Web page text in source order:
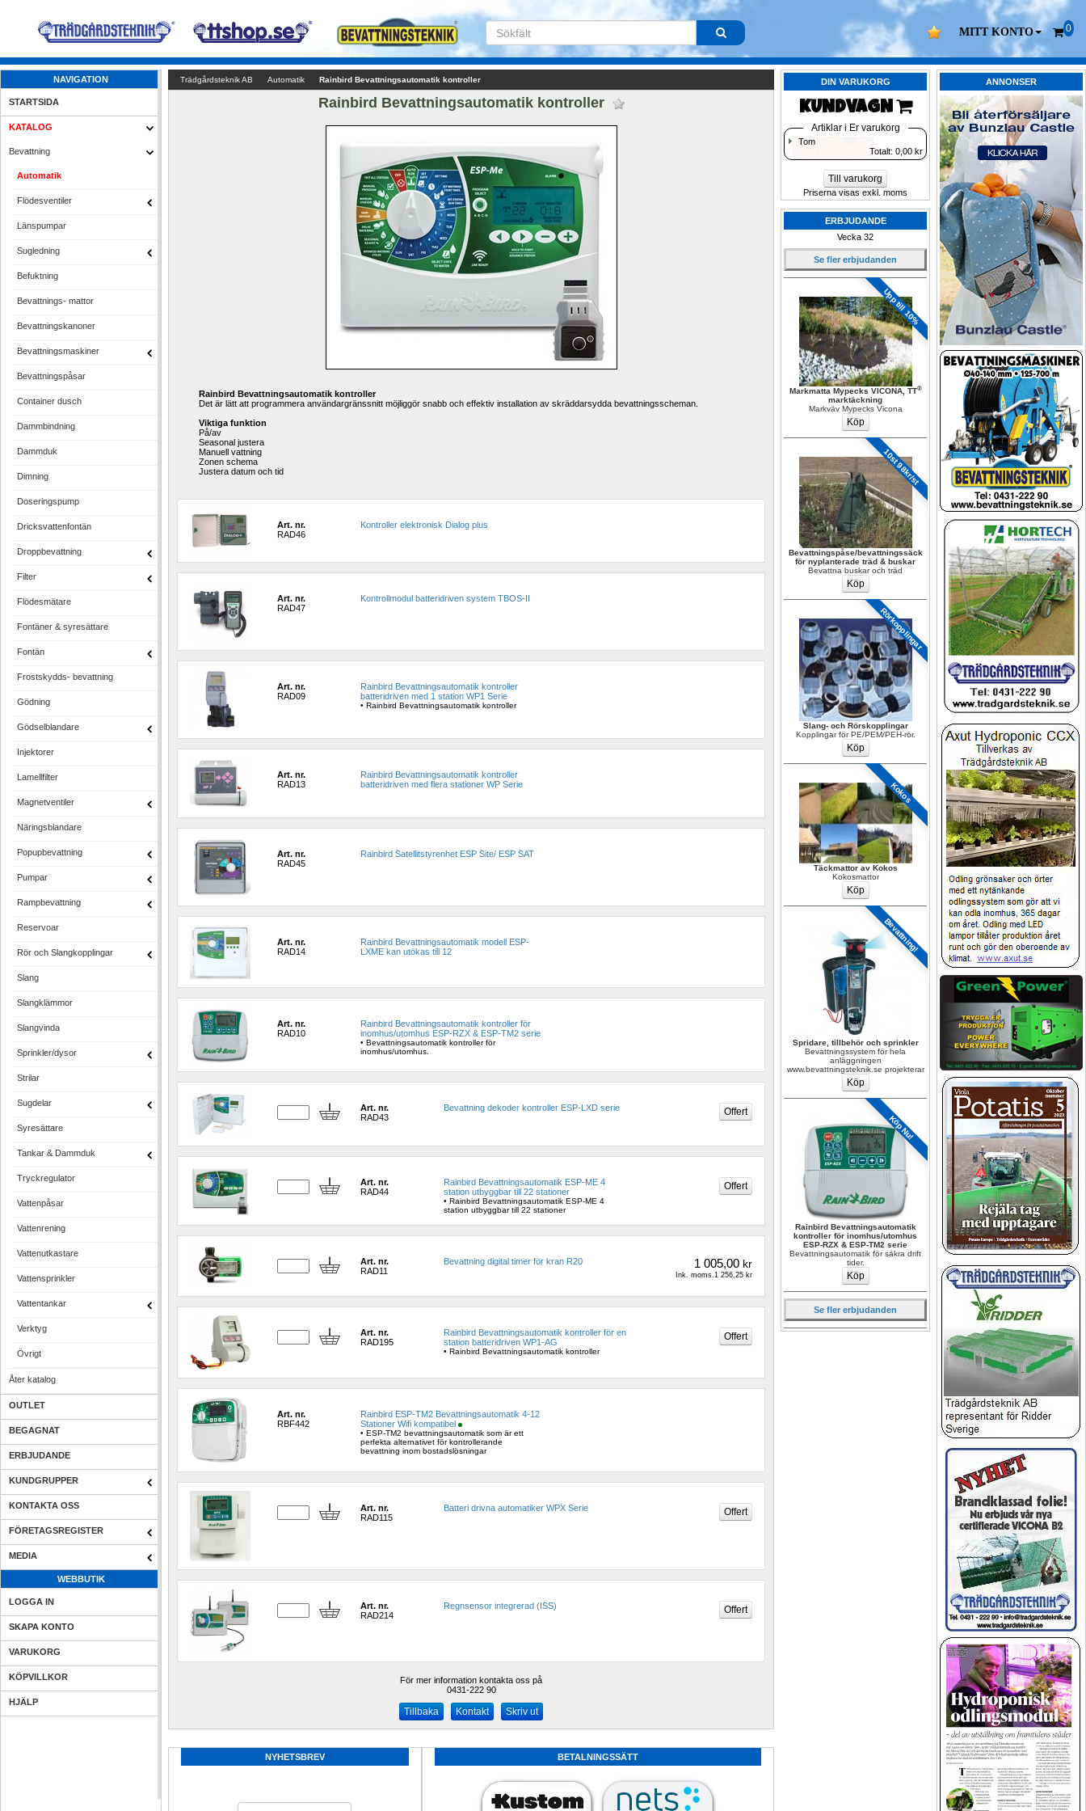
MITT KONTO 0
NAVIGATION
STARTSIDA
KATALOG
Bevattning
Automatik
Flödesventiler
Länspumpar
Sugledning
Befuktning
Bevattnings- mattor
Bevattningskanoner
Bevattningsmaskiner
Bevattningspåsar
Container dusch
Dammbindning
Dammduk
Dimning
Doseringspump
Dricksvattenfontän
Droppbevattning
Filter
Flödesmätare
Fontäner & syresättare
Fontän
Frostskydds- bevattning
Gödning
Gödselblandare
Injektorer
Lamellfilter
Magnetventiler
Näringsblandare
Popupbevattning
Pumpar
Rampbevattning
Reservoar
Rör och Slangkopplingar
Slang
Slangklämmor
Slangvinda
Sprinkler/dysor
Strilar
Sugdelar
Syresättare
Tankar & Dammduk
Tryckregulator
Vattenpåsar
Vattenrening
Vattenutkastare
Vattensprinkler
Vattentankar
Verktyg
Övrigt
Åter katalog
OUTLET
BEGAGNAT
ERBJUDANDE
KUNDGRUPPER
KONTAKTA OSS
FÖRETAGSREGISTER
MEDIA
WEBBUTIK
LOGGA IN
SKAPA KONTO
VARUKORG
KÖPVILLKOR
HJÄLP
ANNONSER
DIN VARUKORG
KUNDVAGN
Artiklar i Er varukorg
Tom
Totalt: 0,00 kr
Till varukorg
Priserna visas exkl. moms
ERBJUDANDE
Vecka 32
Se fler erbjudanden
Upp till 10%
Markmatta Mypecks VICONA, TT®
marktäckning
Markväv Mypecks Vicona
10st 98kr/st
Bevattningspåse/bevattningssäck
för nyplanterade träd & buskar
Bevattna buskar och träd
Rörkopplingar
Slang- och Rörskopplingar
Kopplingar för PE/PEM/PEH-rör.
Kokos
Täckmattor av Kokos
Kokosmattor
Bevattning!
Spridare, tillbehör och sprinkler
Bevattningssystem för hela
anläggningen
www.bevattningsteknik.se projekterar
Köp Nu!
Rainbird Bevattningsautomatik
kontroller för inomhus/utomhus
ESP-RZX & ESP-TM2 serie
Bevattningsautomatik för säkra drift
tider.
Se fler erbjudanden
Trädgårdsteknik AB Automatik Rainbird Bevattningsautomatik kontroller
Rainbird Bevattningsautomatik kontroller
Rainbird Bevattningsautomatik kontroller
Det är lätt att programmera användargränssnitt möjliggör snabb och effektiv installation av skräddarsydda bevattningsscheman.
Viktiga funktion
På/av
Seasonal justera
Manuell vattning
Zonen schema
Justera datum och tid
Art. nr.
RAD46
Kontroller elektronisk Dialog plus
Art. nr.
RAD47
Kontrollmodul batteridriven system TBOS-II
Art. nr.
RAD09
Rainbird Bevattningsautomatik kontroller
batteridriven med 1 station WP1 Serie
• Rainbird Bevattningsautomatik kontroller
Art. nr.
RAD13
Rainbird Bevattningsautomatik kontroller
batteridriven med flera stationer WP Serie
Art. nr.
RAD45
Rainbird Satellitstyrenhet ESP Site/ ESP SAT
Art. nr.
RAD14
Rainbird Bevattningsautomatik modell ESP-
LXME kan utökas till 12
Art. nr.
RAD10
Rainbird Bevattningsautomatik kontroller för
inomhus/utomhus ESP-RZX & ESP-TM2 serie
• Bevattningsautomatik kontroller för
inomhus/utomhus.
Art. nr.
RAD43
Bevattning dekoder kontroller ESP-LXD serie
Art. nr.
RAD44
Rainbird Bevattningsautomatik ESP-ME 4
station utbyggbar till 22 stationer
• Rainbird Bevattningsautomatik ESP-ME 4
station utbyggbar till 22 stationer
Art. nr.
RAD11
Bevattning digital timer för kran R20 1 005,00kr
Ink. moms.1 256,25 kr
Art. nr.
RAD195
Rainbird Bevattningsautomatik kontroller för en
station batteridriven WP1-AG
• Rainbird Bevattningsautomatik kontroller
Art. nr.
RBF442
Rainbird ESP-TM2 Bevattningsautomatik 4-12
Stationer Wifi kompatibel
• ESP-TM2 bevattningsautomatik som är ett
perfekta alternativet för kontrollerande
bevattning inom bostadslösningar
Art. nr.
RAD115
Batteri drivna automatiker WPX Serie
Art. nr.
RAD214
Regnsensor integrerad (ISS)
För mer information kontakta oss på
0431-222 90
Kontakt Skriv ut
NYHETSBREV BETALNINGSSÄTT